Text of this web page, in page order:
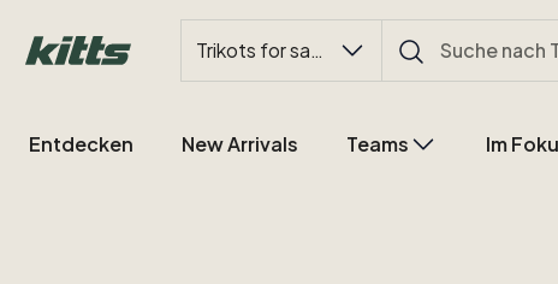
Trikots for sale
Entdecken New Arrivals Teams Im